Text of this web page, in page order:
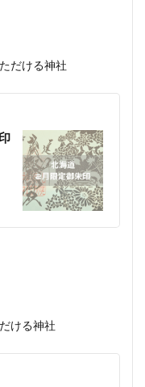
だける神社
ける神社